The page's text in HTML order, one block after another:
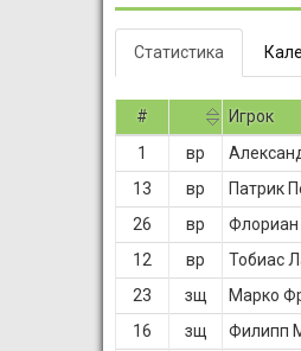
Статистика
# Игрок
1
вр
13
вр Патрик
26
вр Флориан
12
вр Тобиас
23
зщ Марко
16
зщ Филипп